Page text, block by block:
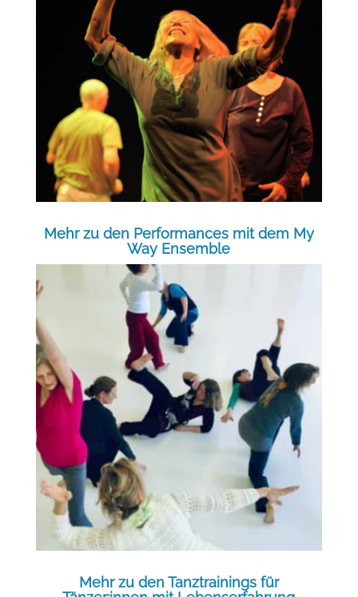
Mehr zu den Performances mit dem My
Way Ensemble
Mehr zu den Tanztrainings für